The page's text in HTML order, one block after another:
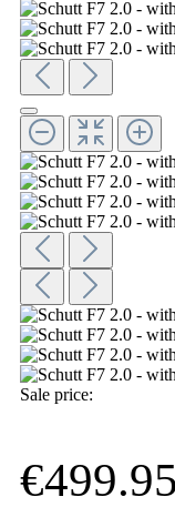
Sale price:
€499.95